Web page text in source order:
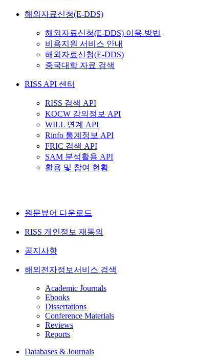
해외자료신청(E-DDS)
해외자료신청(E-DDS) 이용 방법
비용지원 서비스 안내
해외자료신청(E-DDS)
중국대학 자료 검색
RISS API 센터
RISS 검색 API
KOCW 강의정보 API
WILL 연계 API
Rinfo 통계정보 API
FRIC 검색 API
SAM 분석활용 API
활용 및 참여 현황
원문뷰어 다운로드
RISS 개인정보 재동의
공지사항
해외전자정보서비스 검색
Academic Journals
Ebooks
Dissertations
Conference Materials
Reviews
Reports
Databases & Journals